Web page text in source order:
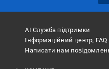
АІ Служба підтримки
Інформаційний центр, FAQ
Написати нам